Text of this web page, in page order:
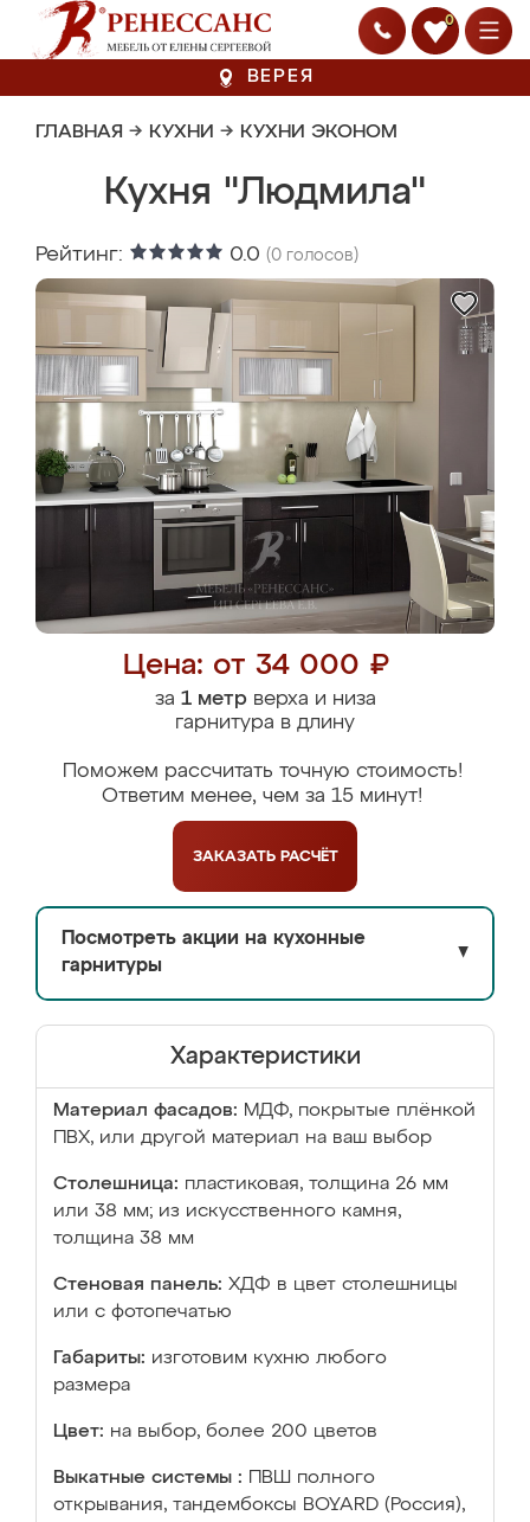
0
ВЕРЕЯ
ГЛАВНАЯ → КУХНИ → КУХНИ ЭКОНОМ
Кухня "Людмила"
Рейтинг: 0.0 (0 голосов)
Цена: от 34 000 ₽
за 1 метрверха и низа
гарнитура в длину
Поможем рассчитать точную стоимость!
Ответим менее, чем за 15 минут!
ЗАКАЗАТЬ РАСЧЁТ
Посмотреть акции на кухонные
гарнитуры
▼
Характеристики
Материал фасадов: МДФ, покрытые плёнкой
ПВХ, или другой материал на ваш выбор
Столешница: пластиковая, толщина 26 мм
или 38 мм; из искусственного камня,
толщина 38 мм
Стеновая панель: ХДФ в цвет столешницы
или с фотопечатью
Габариты: изготовим кухню любого
размера
Цвет: на выбор, более 200 цветов
Выкатные системы :
ПВШ полного
открывания, тандембоксы BOYARD (Россия),